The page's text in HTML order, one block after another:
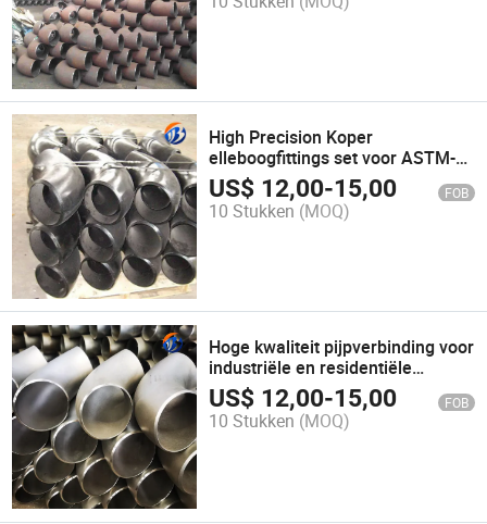
High Precision Koper
elleboogfittings set voor ASTM-
standaarden
US$ 12,00-15,00 FOB
10 Stukken (MOQ)
Hoge kwaliteit pijpverbinding voor
industriële en residentiële
loodgietersprojecten
US$ 12,00-15,00 FOB
10 Stukken (MOQ)